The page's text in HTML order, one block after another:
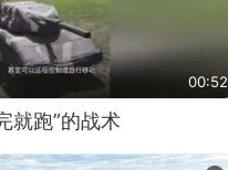
00:52
就跑”的战术